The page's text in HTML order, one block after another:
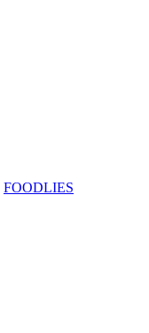
FOODLIES